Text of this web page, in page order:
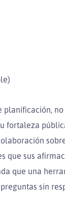
no
fortaleza
que sus
que una
sin